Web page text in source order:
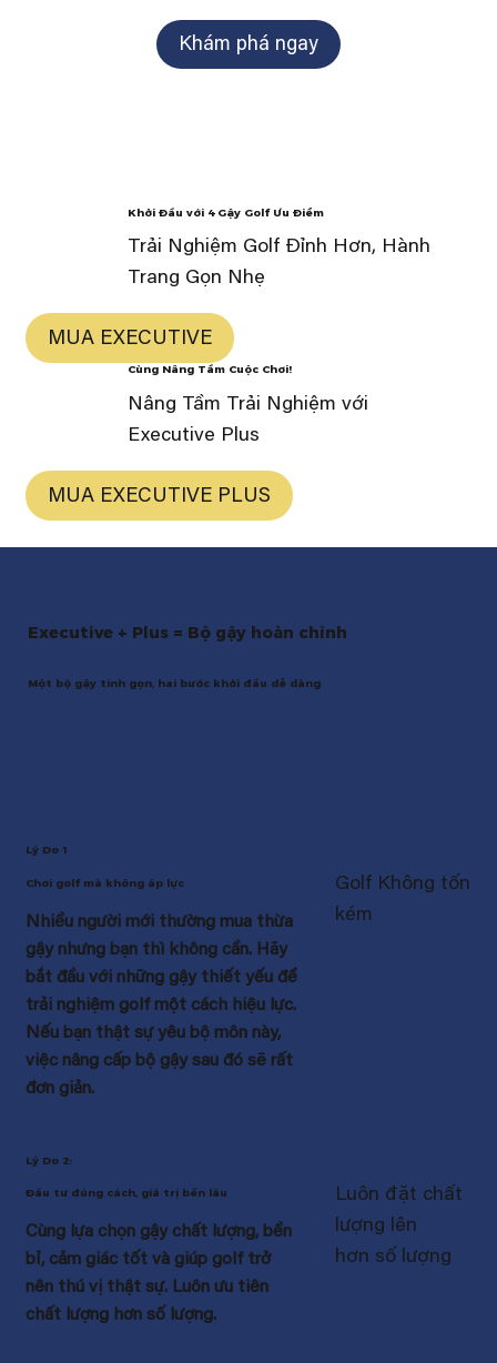
Khám phá ngay
Khởi Đầu với 4 Gậy Golf Ưu Điểm
Trải Nghiệm Golf Đỉnh Hơn, Hành
Trang Gọn Nhẹ
MUA EXECUTIVE
​Cùng Nâng Tầm Cuộc Chơi!
Nâng Tầm Trải Nghiệm với
Executive Plus
MUA EXECUTIVE PLUS
Lý Do 1
Chơi golf mà không áp lực
Nhiều người mới thường mua thừa
gậy nhưng bạn thì không cần. Hãy
bắt đầu với những gậy thiết yếu để
trải nghiệm golf một cách hiệu lực.
Nếu bạn thật sự yêu bộ môn này,
việc nâng cấp bộ gậy sau đó sẽ rất
đơn giản.
Golf Không tốn
kém
Lý Do 2:
Đầu tư đúng cách, giá trị bền lâu
Cùng lựa chọn gậy chất lượng, bền
bỉ, cảm giác tốt và giúp golf trở
nên thú vị thật sự. Luôn ưu tiên
chất lượng hơn số lượng.
Luôn đặt chất
lượng lên
hơn số lượng
Executive + Plus = Bộ gậy hoàn chỉnh
Một bộ gậy tinh gọn, hai bước khởi đầu dễ dàng